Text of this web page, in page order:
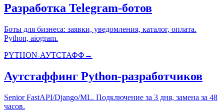
Разработка Telegram-ботов
Боты для бизнеса: заявки, уведомления, каталог, оплата.
Python, aiogram.
PYTHON-АУТСТАФФ →
Аутстаффинг Python-разработчиков
Senior FastAPI/Django/ML. Подключение за 3 дня, замена за 48
часов.